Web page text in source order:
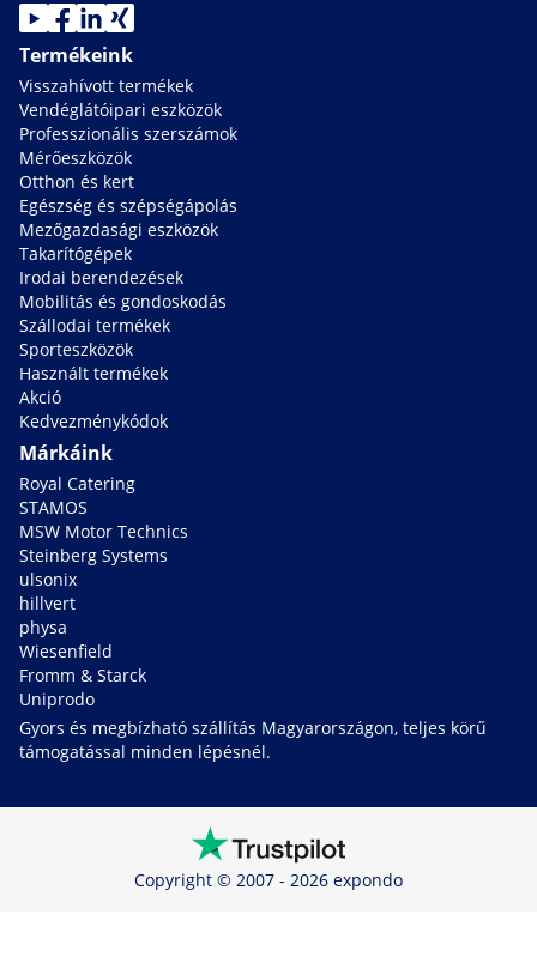
Termékeink
Visszahívott termékek
Vendéglátóipari eszközök
Professzionális szerszámok
Mérőeszközök
Otthon és kert
Egészség és szépségápolás
Mezőgazdasági eszközök
Takarítógépek
Irodai berendezések
Mobilitás és gondoskodás
Szállodai termékek
Sporteszközök
Használt termékek
Akció
Kedvezménykódok
Márkáink
Royal Catering
STAMOS
MSW Motor Technics
Steinberg Systems
ulsonix
hillvert
physa
Wiesenfield
Fromm & Starck
Uniprodo
Gyors és megbízható szállítás Magyarországon, teljes körű
támogatással minden lépésnél.
Copyright © 2007 - 2026 expondo